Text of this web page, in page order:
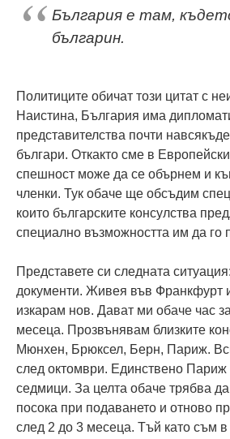
България е там,
българин.
Политиците обичат този цитат с
Наистина, България има
представителства почти
българи. Откакто сме в
спешност може да се обърнем и
членки. Тук обаче ще обсъдим
които българските консулства
специално възможността им да го
Представете си следната
документи. Живея във Франкфурт
изкарам нов. Дават ми обаче час
месеца. Прозвънявам близките
Мюнхен, Брюксел, Берн, Париж.
след октомври. Единствено Париж
седмици. За целта обаче трябва
посока при подаването и отново
след 2 до 3 месеца. Тъй като съм